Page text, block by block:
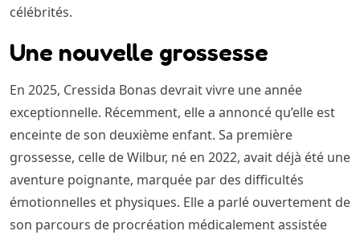
célébrités.
Une nouvelle grossesse
En 2025, Cressida Bonas devrait vivre une année
exceptionnelle. Récemment, elle a annoncé qu’elle est
enceinte de son deuxième enfant. Sa première
grossesse, celle de Wilbur, né en 2022, avait déjà été une
aventure poignante, marquée par des difficultés
émotionnelles et physiques. Elle a parlé ouvertement de
son parcours de procréation médicalement assistée